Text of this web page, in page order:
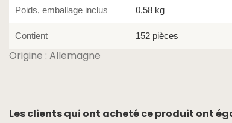
Poids, emballage inclus 0,58 kg
Contient 152 pièces
Origine : Allemagne
Les clients qui ont acheté ce produit ont